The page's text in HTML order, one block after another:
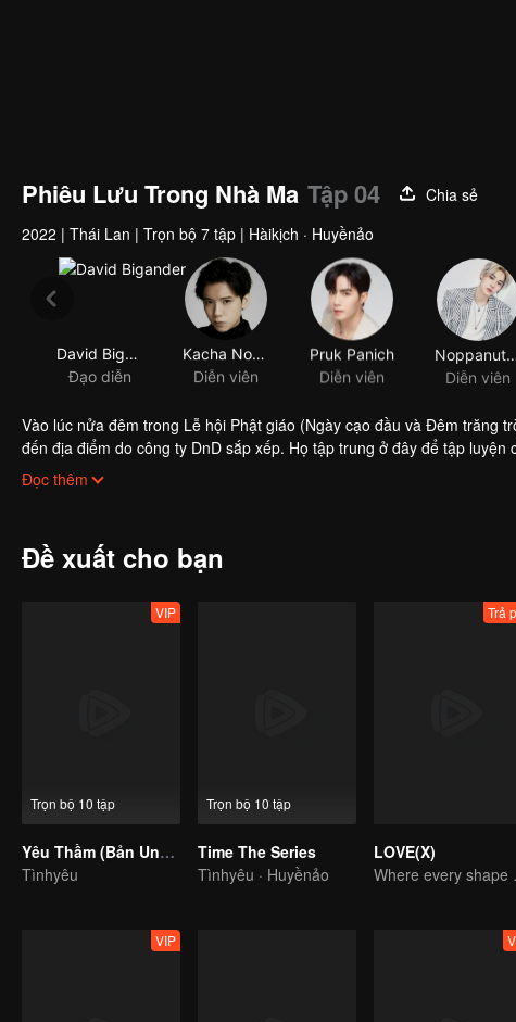
Phiêu Lưu Trong Nhà Ma Tập 04
Chia sẻ
2022 | Thái Lan | Trọn bộ 7 tập | Hàikịch · Huyềnảo
David Bigander
Đạo diễn
Kacha Nontanun Anchuleepradit
Diễn viên
Pruk Panich
Diễn viên
Diễn viên
Vào lúc nửa đêm trong Lễ hội Phật giáo (Ngày cạo đầu và Đêm trăng
đến địa điểm do công ty DnD sắp xếp. Họ tập trung ở đây để tập
ngờ rằng, tại căn phòng màu đỏ gạch này, họ đã gặp Rose, một linh
ảnh bởi những bộ phim truyền hình và ngượng ngùng khi gặp được
phiêu lưu mạo hiểm của mình để tìm hiểu xem những điều đã xảy ra
Đọc thêm
Đề xuất cho bạn
Trọn bộ 10 tập
VIP
Yêu Thầm (Bản Uncut)
Tìnhyêu
Trọn bộ 10 tập
Time The Series
Tìnhyêu · Huyềnảo
Trả
LOVE(X)
Where
VIP